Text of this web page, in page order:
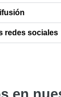
redes sociales